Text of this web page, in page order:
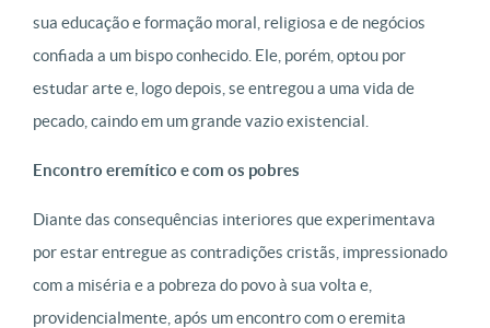
sua educação e formação moral, religiosa e de negócios
confiada a um bispo conhecido. Ele, porém, optou por
estudar arte e, logo depois, se entregou a uma vida de
pecado, caindo em um grande vazio existencial.
Encontro eremítico e com os pobres
Diante das consequências interiores que experimentava
por estar entregue as contradições cristãs, impressionado
com a miséria e a pobreza do povo à sua volta e,
providencialmente, após um encontro com o eremita